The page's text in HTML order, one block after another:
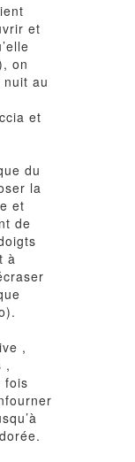
et
on
au
et
du
la
et
de
à
,
,
fois